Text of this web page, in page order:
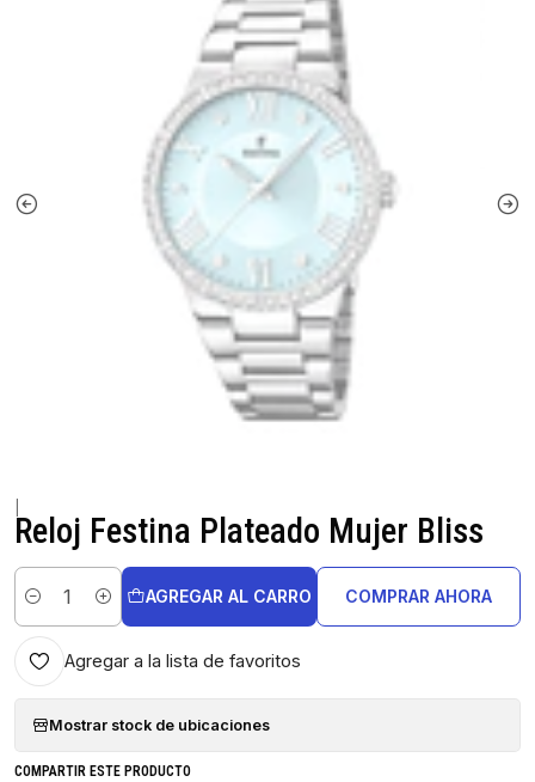
Reloj Festina Plateado Mujer Bliss
Cantidad
AGREGAR AL CARRO COMPRAR AHORA
Agregar a la lista de favoritos
Mostrar stock de ubicaciones
COMPARTIR ESTE PRODUCTO